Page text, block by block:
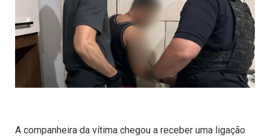
A companheira da vítima chegou a receber uma ligação